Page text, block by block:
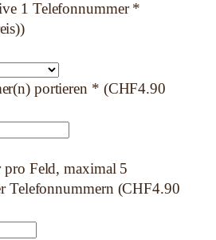
1 Telefonnummer *
portieren * (CHF4.90
pro Feld, maximal 5
Telefonnummern (CHF4.90